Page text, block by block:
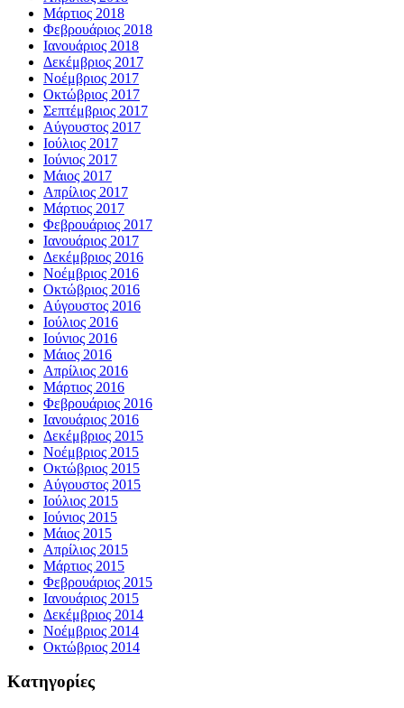
Μάρτιος 2018
Φεβρουάριος 2018
Ιανουάριος 2018
Δεκέμβριος 2017
Νοέμβριος 2017
Οκτώβριος 2017
Σεπτέμβριος 2017
Αύγουστος 2017
Ιούλιος 2017
Ιούνιος 2017
Μάιος 2017
Απρίλιος 2017
Μάρτιος 2017
Φεβρουάριος 2017
Ιανουάριος 2017
Δεκέμβριος 2016
Νοέμβριος 2016
Οκτώβριος 2016
Αύγουστος 2016
Ιούλιος 2016
Ιούνιος 2016
Μάιος 2016
Απρίλιος 2016
Μάρτιος 2016
Φεβρουάριος 2016
Ιανουάριος 2016
Δεκέμβριος 2015
Νοέμβριος 2015
Οκτώβριος 2015
Αύγουστος 2015
Ιούλιος 2015
Ιούνιος 2015
Μάιος 2015
Απρίλιος 2015
Μάρτιος 2015
Φεβρουάριος 2015
Ιανουάριος 2015
Δεκέμβριος 2014
Νοέμβριος 2014
Οκτώβριος 2014
Kατηγορίες